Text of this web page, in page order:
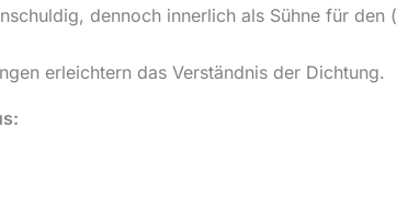
dennoch innerlich als Sühne für
erleichtern das Verständnis der Dichtung.